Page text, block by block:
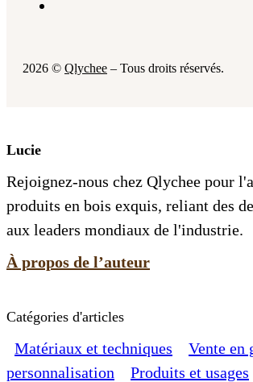
2026 © Qlychee – Tous droits réservés.
Lucie
Rejoignez-nous chez Qlychee pour
produits en bois exquis, reliant des
aux leaders mondiaux de l'industrie.
À propos de l’auteur
Catégories d'articles
Matériaux et techniques
Vente en
personnalisation
Produits et usages